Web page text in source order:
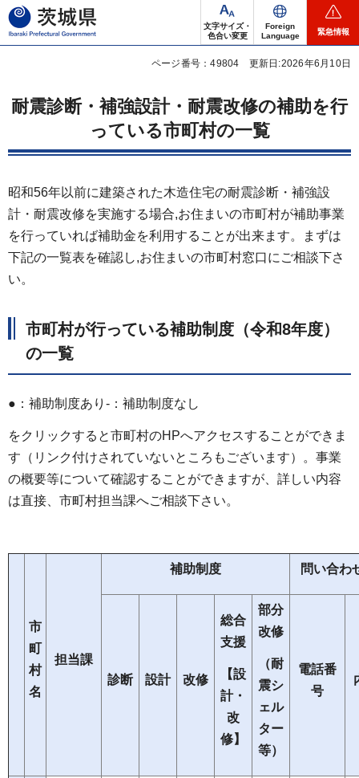
茨城県
文字サイズ・
色合い変更
Foreign
Language
緊急情報
ページ番号：49804 更新日:2026年6月10日
耐震診断・補強設計・耐震改修の補助を行
っている市町村の一覧
昭和56年以前に建築された木造住宅の耐震診断・補強設
計・耐震改修を実施する場合,お住まいの市町村が補助事業
を行っていれば補助金を利用することが出来ます。まずは
下記の一覧表を確認し,お住まいの市町村窓口にご相談下さ
い。
市町村が行っている補助制度（令和8年度）
の一覧
●：補助制度あり-：補助制度なし
をクリックすると市町村のHPへアクセスすることができま
す（リンク付けされていないところもございます）。事業
の概要等について確認することができますが、詳しい内容
は直接、市町村担当課へご相談下さい。
市
町
村
名
担当課
補助制度 問い合わ
診断 設計 改修
総合
支援
【設
計・
改
修】
部分
改修
（耐
震シ
ェル
ター
等）
電話番
号